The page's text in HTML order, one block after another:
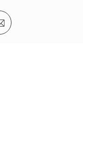
LinkedIn
Sdílet e-mailem